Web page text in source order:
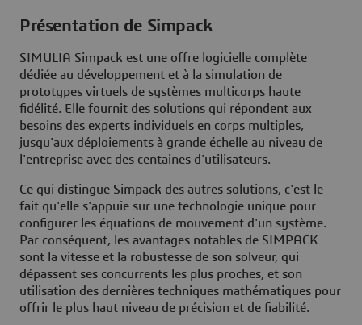
Présentation de Simpack
SIMULIA Simpack est une offre logicielle complète
dédiée au développement et à la simulation de
prototypes virtuels de systèmes multicorps haute
fidélité. Elle fournit des solutions qui répondent aux
besoins des experts individuels en corps multiples,
jusqu'aux déploiements à grande échelle au niveau de
l'entreprise avec des centaines d'utilisateurs.
Ce qui distingue Simpack des autres solutions, c'est le
fait qu'elle s'appuie sur une technologie unique pour
configurer les équations de mouvement d'un système.
Par conséquent, les avantages notables de SIMPACK
sont la vitesse et la robustesse de son solveur, qui
dépassent ses concurrents les plus proches, et son
utilisation des dernières techniques mathématiques pour
offrir le plus haut niveau de précision et de fiabilité.